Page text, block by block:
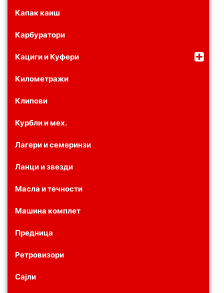
Капак каиш
Карбуратори
Кациги и Куфери
Километражи
Клипови
Курбли и мех.
Лагери и семеринзи
Ланци и звезди
Масла и течности
Машина комплет
Предница
Ретровизори
Сајли